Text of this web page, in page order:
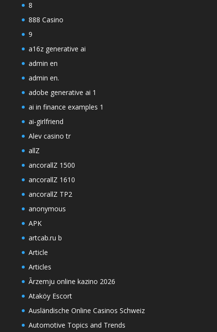
8
888 Casino
9
a16z generative ai
admin en
admin en.
adobe generative ai 1
ai in finance examples 1
ai-girlfriend
Alev casino tr
allZ
ancorallZ 1500
ancorallZ 1610
ancorallZ TP2
anonymous
APK
artcab.ru b
Article
Articles
Ārzemju online kazino 2026
Ataköy Escort
Ausländische Online Casinos Schweiz
Automotive Topics and Trends